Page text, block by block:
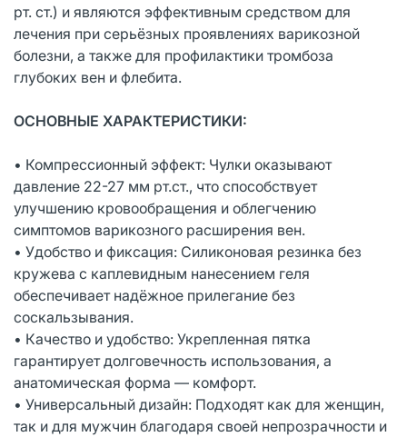
рт. ст.) и являются эффективным средством для
лечения при серьёзных проявлениях варикозной
болезни, а также для профилактики тромбоза
глубоких вен и флебита.
ОСНОВНЫЕ ХАРАКТЕРИСТИКИ:
• Компрессионный эффект: Чулки оказывают
давление 22-27 мм рт.ст., что способствует
улучшению кровообращения и облегчению
симптомов варикозного расширения вен.
• Удобство и фиксация: Силиконовая резинка без
кружева с каплевидным нанесением геля
обеспечивает надёжное прилегание без
соскальзывания.
• Качество и удобство: Укрепленная пятка
гарантирует долговечность использования, а
анатомическая форма — комфорт.
• Универсальный дизайн: Подходят как для женщин,
так и для мужчин благодаря своей непрозрачности и